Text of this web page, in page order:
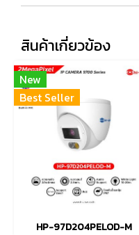
สินค้าเกี่ยวข้อง
New
Best Seller
HP-97D204PELOD-M